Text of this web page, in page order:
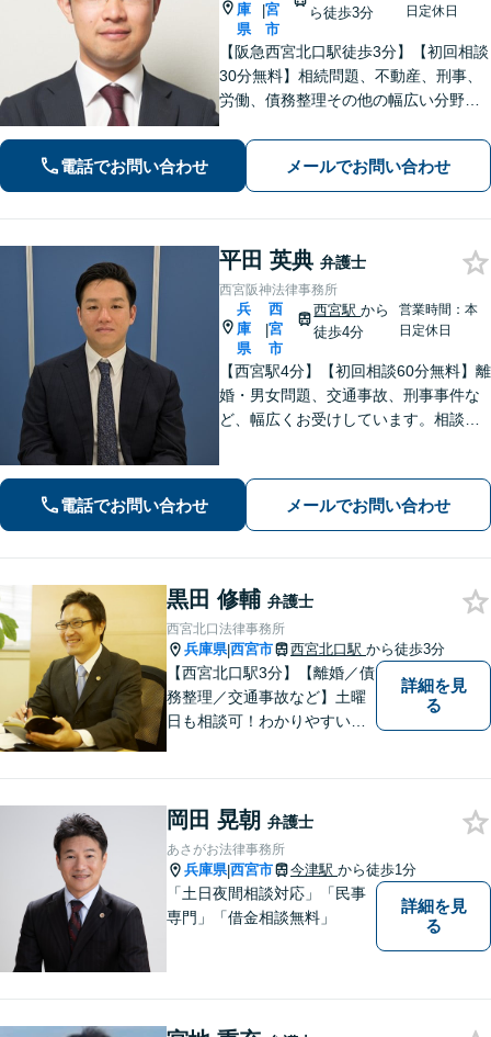
庫
県
|宮
市
ら徒歩3分
日定休日
【阪急西宮北口駅徒歩3分】【初回相談
30分無料】相続問題、不動産、刑事、
労働、債務整理その他の幅広い分野に
調べて皆様それぞれの問題に合った解
決策をご提案していきます。まずはご
相談を。【完全個室で対応】【バリア
フリー】
電話でお問い合わせ メールでお問い合わせ
平田 英典 弁護士
西宮阪神法律事務所
兵
庫
県
|
西
宮
市
西宮駅から
徒歩4分
営業時間：本
日定休日
【西宮駅4分】【初回相談60分無料】離
婚・男女問題、交通事故、刑事事件な
ど、幅広くお受けしています。相談者
を心がけています。ぜひご相談くださ
い。【休日・夜間面談可】【WEB面談
電話でお問い合わせ メールでお問い合わせ
黒田 修輔 弁護士
西宮北口法律事務所
兵庫県|西宮市 西宮北口駅 から徒歩3分
【西宮北口駅3分】【離婚／債
務整理／交通事故など】土曜
日も相談可！わかりやすい料
詳細を見
る
岡田 晃朝 弁護士
あさがお法律事務所
兵庫県|西宮市 今津駅 から徒歩1分
「土日夜間相談対応」「民事
専門」「借金相談無料」
詳細を見
る